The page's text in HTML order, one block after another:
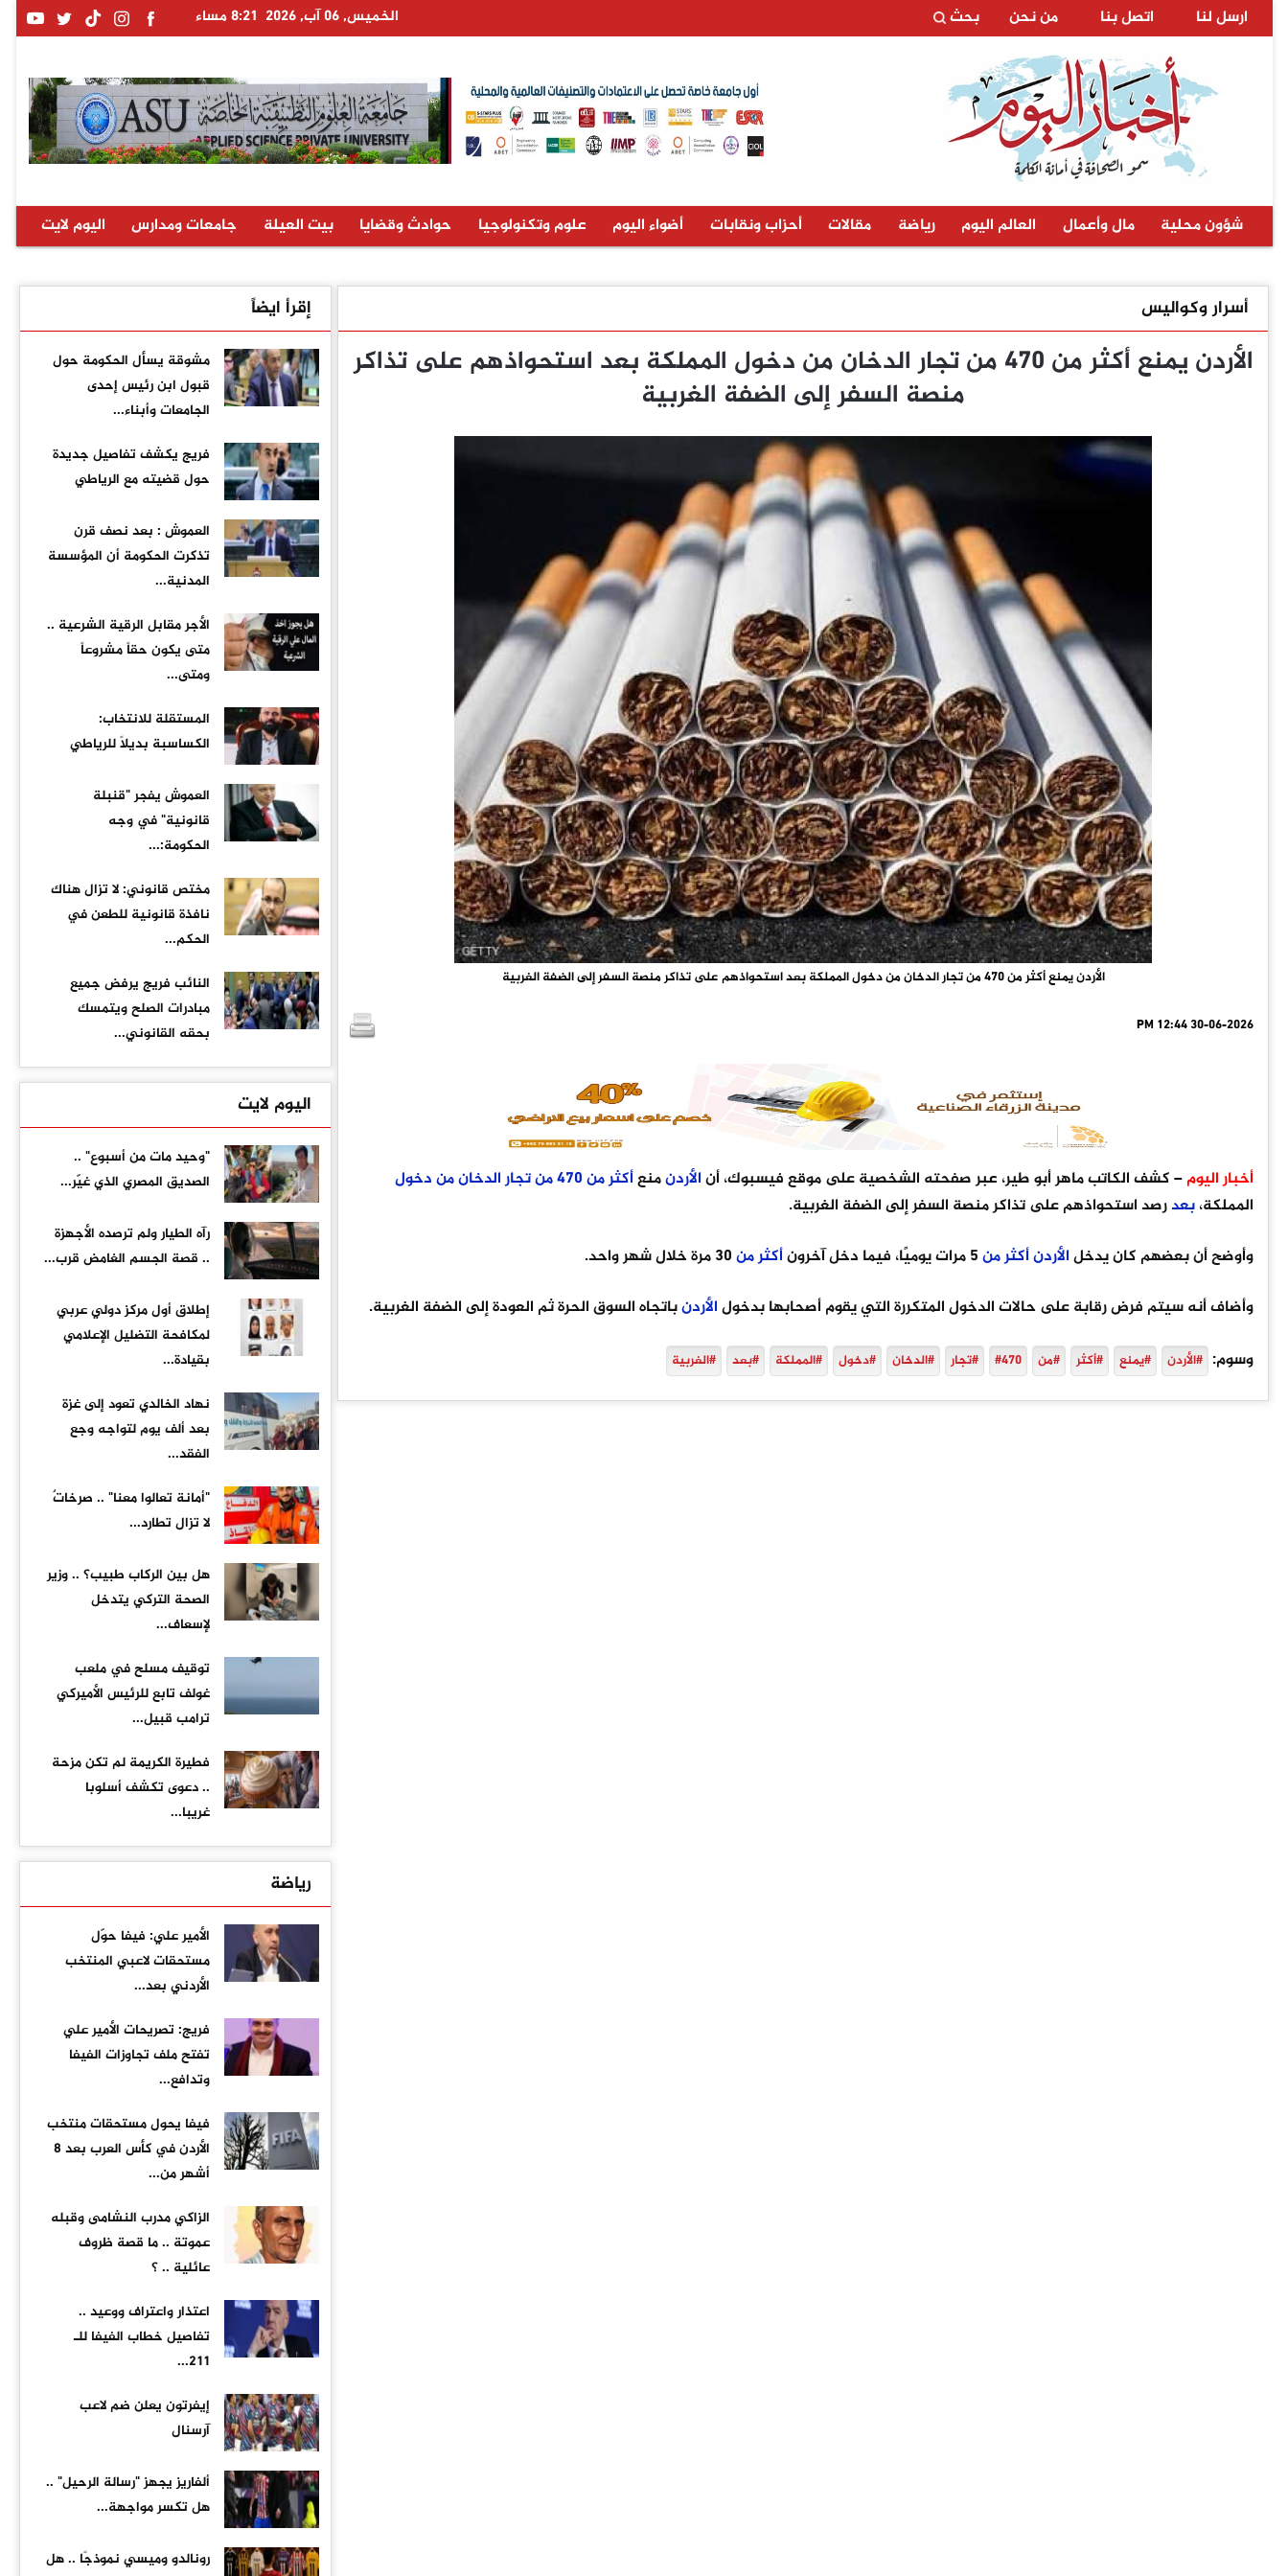
ارسل لنا اتصل بنا من نحن بحث الخميس, 06 آب, 2026 8:21 مساء
شؤون محلية مال وأعمال العالم اليوم رياضة مقالات أحزاب ونقابات أضواء اليوم علوم وتكنولوجيا حوادث وقضايا بيت العيلة جامعات ومدارس اليوم لايت
أسرار وكواليس
الأردن يمنع أكثر من 470 من تجار الدخان من دخول المملكة بعد استحواذهم على تذاكر
منصة السفر إلى الضفة الغربية
الأردن يمنع أكثر من 470 من تجار الدخان من دخول المملكة بعد استحواذهم على تذاكر منصة السفر إلى الضفة الغربية
30-06-2026 12:44 PM
أخبار اليوم– كشف الكاتب ماهر أبو طير، عبر صفحته الشخصية على موقع فيسبوك، أنالأردنمنعأكثرمن470منتجارالدخانمندخول
المملكة،بعدرصد استحواذهم على تذاكر منصة السفر إلى الضفة الغربية.
وأوضح أن بعضهم كان يدخلالأردنأكثرمن أكثرمن
وأضاف أنه سيتم فرض رقابة على حالات الدخول المتكررة التي يقوم أصحابها بدخولالأردنباتجاه السوق الحرة ثم العودة إلى الضفة الغربية.
وسوم: #الأردن #يمنع #أكثر #من #470 #تجار #الدخان #دخول #المملكة #بعد #الغربية
إقرأ ايضاً
مشوقة يسأل الحكومة حول
قبول ابن رئيس إحدى
الجامعات وأبناء...
فريج يكشف تفاصيل جديدة
حول قضيته مع الرياطي
العموش : بعد نصف قرن
تذكرت الحكومة أن المؤسسة
المدنية...
الأجر مقابل الرقية الشرعية ..
متى يكون حقاً مشروعاً
ومتى...
المستقلة للانتخاب:
الكساسبة بديلاً للرياطي
العموش يفجر "قنبلة
قانونية" في وجه
الحكومة:...
مختص قانوني: لا تزال هناك
نافذة قانونية للطعن في
الحكم...
النائب فريج يرفض جميع
مبادرات الصلح ويتمسك
بحقه القانوني...
اليوم لايت
"وحيد مات من أسبوع" ..
الصديق المصري الذي غيّر...
رآه الطيار ولم ترصده الأجهزة
.. قصة الجسم الغامض قرب...
إطلاق أول مركز دولي عربي
لمكافحة التضليل الإعلامي
بقيادة...
نهاد الخالدي تعود إلى غزة
بعد ألف يوم لتواجه وجع
الفقد...
"أمانة تعالوا معنا" .. صرخاتٌ
لا تزال تطارد...
هل بين الركاب طبيب؟ .. وزير
الصحة التركي يتدخل
لإسعاف...
توقيف مسلح في ملعب
غولف تابع للرئيس الأميركي
ترامب قبيل...
فطيرة الكريمة لم تكن مزحة
.. دعوى تكشف أسلوبا
غريبا...
رياضة
الأمير علي: فيفا حوّل
مستحقات لاعبي المنتخب
الأردني بعد...
فريج: تصريحات الأمير علي
تفتح ملف تجاوزات الفيفا
وتدافع...
فيفا يحول مستحقات منتخب
الأردن في كأس العرب بعد 8
أشهر من...
الزاكي مدرب النشامى وقبله
عموتة .. ما قصة ظروف
عائلية .. ؟
اعتذار واعتراف ووعيد ..
تفاصيل خطاب الفيفا للـ
211...
إيفرتون يعلن ضم لاعب
آرسنال
ألفاريز يجهز "رسالة الرحيل" ..
هل تكسر مواجهة...
رونالدو وميسي نموذجًا .. هل